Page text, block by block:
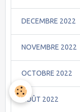
DECEMBRE 2022
NOVEMBRE 2022
OCTOBRE 2022
AOÛT 2022